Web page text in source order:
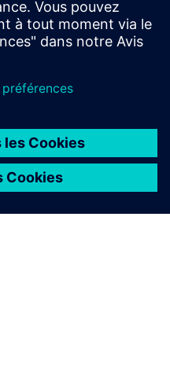
support, QUMEA a fait